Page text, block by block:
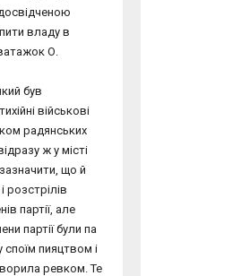
владу в
О.
був
військові
радянських
ж у місті
що й
розстрілів
партії, але
партії були па
пияцтвом і
ревком. Те